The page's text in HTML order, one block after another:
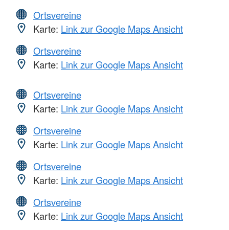
Ortsvereine
Karte: Link zur Google Maps Ansicht
Ortsvereine
Karte: Link zur Google Maps Ansicht
Ortsvereine
Karte: Link zur Google Maps Ansicht
Ortsvereine
Karte: Link zur Google Maps Ansicht
Ortsvereine
Karte: Link zur Google Maps Ansicht
Ortsvereine
Karte: Link zur Google Maps Ansicht